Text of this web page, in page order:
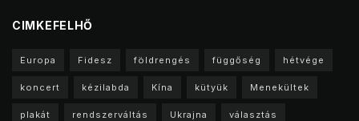
CIMKEFELHŐ
Europa Fidesz földrengés függőség hétvége
koncert kézilabda Kína kütyük Menekültek
plakát rendszerváltás Ukrajna választás